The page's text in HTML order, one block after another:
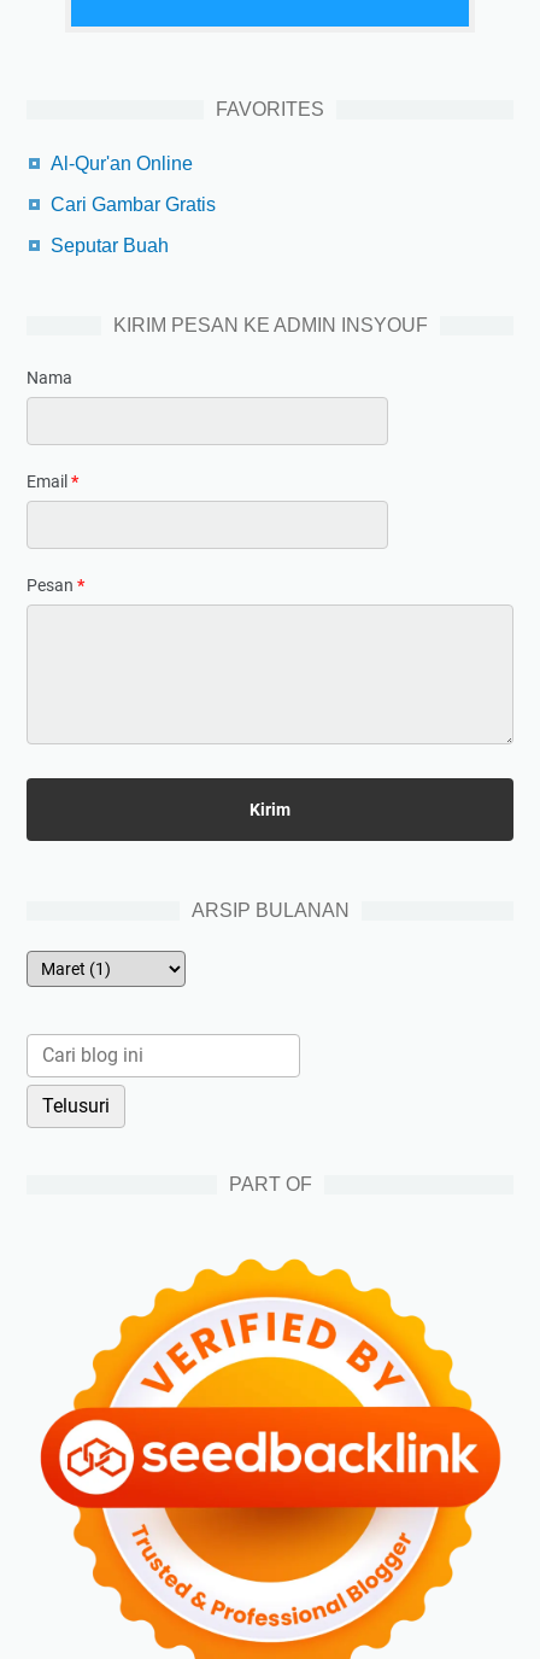
FAVORITES
Al-Qur'an Online
Cari Gambar Gratis
Seputar Buah
KIRIM PESAN KE ADMIN INSYOUF
Nama
Email *
Pesan *
ARSIP BULANAN
PART OF